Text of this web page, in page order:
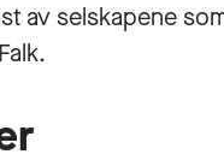
av selskapene